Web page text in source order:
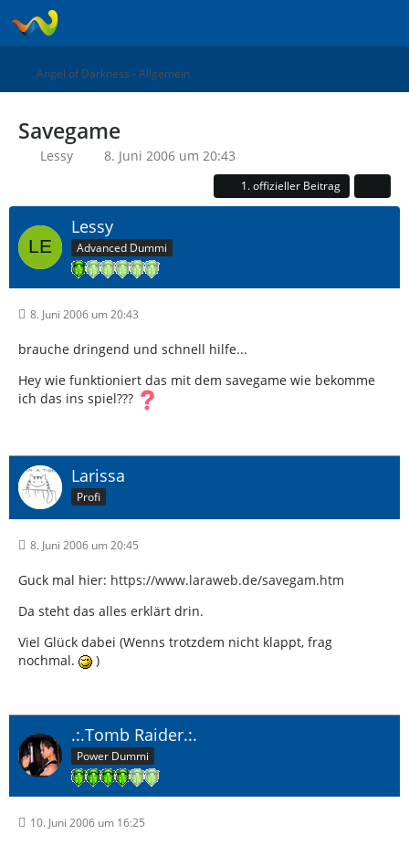
Angel of Darkness - Allgemein
Savegame
Lessy 8. Juni 2006 um 20:43
1. offizieller Beitrag
Lessy
Advanced Dummi
8. Juni 2006 um 20:43
brauche dringend und schnell hilfe...
Hey wie funktioniert das mit dem savegame wie bekomme
ich das ins spiel???
Larissa
Profi
8. Juni 2006 um 20:45
Guck mal hier: https://www.laraweb.de/savegam.htm
Da steht das alles erklärt drin.
Viel Glück dabei (Wenns trotzdem nicht klappt, frag
nochmal.
)
.:.Tomb Raider.:.
Power Dummi
10. Juni 2006 um 16:25